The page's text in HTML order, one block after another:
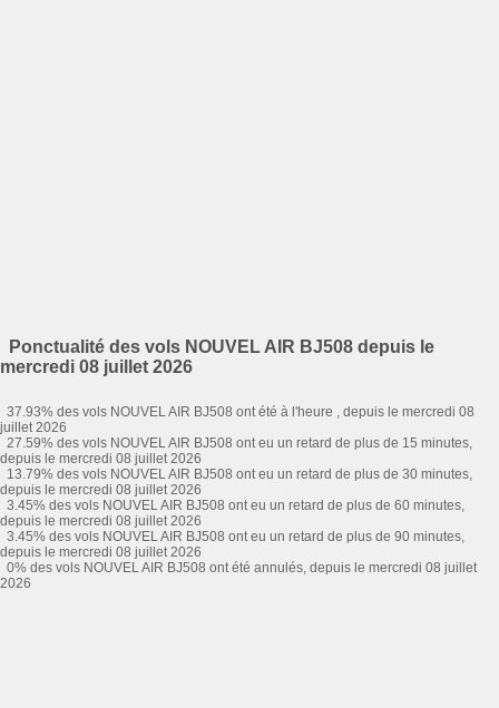
Ponctualité des vols NOUVEL AIR BJ508 depuis le
mercredi 08 juillet 2026
37.93% des vols NOUVEL AIR BJ508 ont été à l'heure , depuis le mercredi 08
juillet 2026
27.59% des vols NOUVEL AIR BJ508 ont eu un retard de plus de 15 minutes,
depuis le mercredi 08 juillet 2026
13.79% des vols NOUVEL AIR BJ508 ont eu un retard de plus de 30 minutes,
depuis le mercredi 08 juillet 2026
3.45% des vols NOUVEL AIR BJ508 ont eu un retard de plus de 60 minutes,
depuis le mercredi 08 juillet 2026
3.45% des vols NOUVEL AIR BJ508 ont eu un retard de plus de 90 minutes,
depuis le mercredi 08 juillet 2026
0% des vols NOUVEL AIR BJ508 ont été annulés, depuis le mercredi 08 juillet
2026